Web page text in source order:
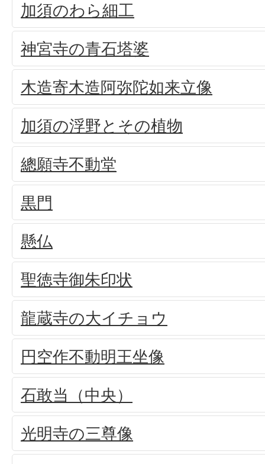
加須のわら細工
神宮寺の青石塔婆
木造寄木造阿弥陀如来立像
加須の浮野とその植物
總願寺不動堂
黒門
懸仏
聖徳寺御朱印状
龍蔵寺の大イチョウ
円空作不動明王坐像
石敢当（中央）
光明寺の三尊像